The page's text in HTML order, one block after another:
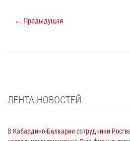
← Предыдущая
ЛЕНТА НОВОСТЕЙ
В Кабардино-Балкарии сотрудники